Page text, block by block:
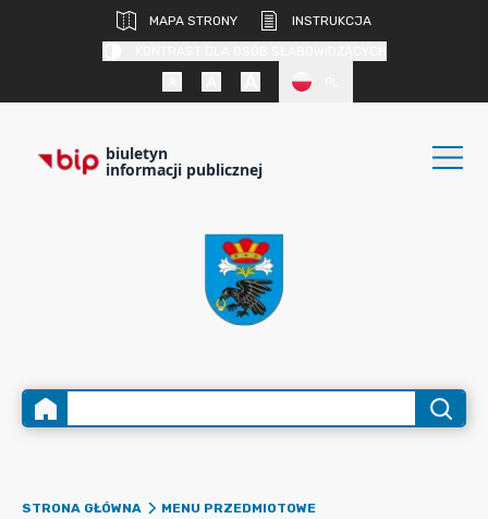
MAPA STRONY
INSTRUKCJA
biuletyn
informacji publicznej
STRONA GŁÓWNA
MENU PRZEDMIOTOWE